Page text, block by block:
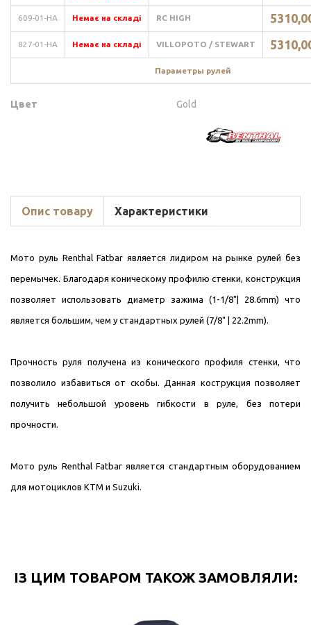
609-01-HA Немає на складі RC HIGH
827-01-HA Немає на складі VILLOPOTO / STEWART
Параметры рулей
Цвет Gold
Опис товару Характеристики
Мото руль Renthal Fatbar является лидиром на рынке рулей без
перемычек. Благодаря коническому профилю стенки, конструкция
позволяет использовать диаметр зажима (1-1/8"| 28.6mm) что
является большим, чем у стандартных рулей (7/8" | 22.2mm).
Прочность руля получена из конического профиля стенки, что
позволило избавиться от скобы. Данная кострукция позволяет
получить небольшой уровень гибкости в руле, без потери
прочности.
Мото руль Renthal Fatbar является стандартным оборудованием
для мотоциклов КТМ и Suzuki.
ІЗ ЦИМ ТОВАРОМ ТАКОЖ ЗАМОВЛЯЛИ: